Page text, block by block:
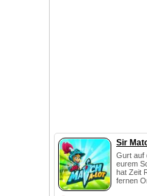
Sir
Gurt auf
eurem
hat Zeit
fernen